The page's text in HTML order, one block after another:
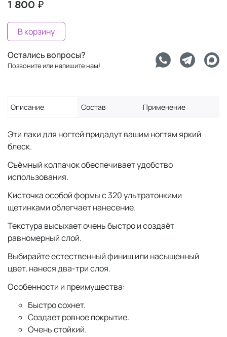
1 800 ₽
В корзину
Остались вопросы?
Позвоните или напишите нам!
Описание Состав Применение
Эти лаки для ногтей придадут вашим ногтям яркий
блеск.
Съёмный колпачок обеспечивает удобство
использования.
Кисточка особой формы с 320 ультратонкими
щетинками облегчает нанесение.
Текстура высыхает очень быстро и создаёт
равномерный слой.
Выбирайте естественный финиш или насыщенный
цвет, нанеся два-три слоя.
Особенности и преимущества:
Быстро сохнет.
Создает ровное покрытие.
Очень стойкий.